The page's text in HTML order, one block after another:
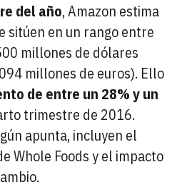
del año, Amazon estima
sitúen en un rango entre
millones de dólares
millones de euros). Ello
de entre un 28% y un
trimestre de 2016.
apunta, incluyen el
Whole Foods y el impacto